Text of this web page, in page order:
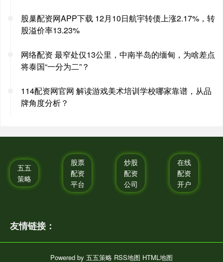
股巢配资网APP下载 12月10日航宇转债上涨2.17%，转
股溢价率13.23%
网络配资 最窄处仅13公里，中南半岛的缅甸，为啥差点
将泰国“一分为二”？
114配资网官网 解读游戏美术培训学校哪家靠谱，从品
牌角度分析？
五五
策略
股票
配资
平台
炒股
配资
公司
在线
配资
开户
友情链接：
Powered by 五五策略 RSS地图 HTML地图